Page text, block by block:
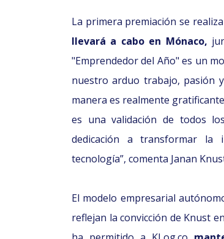
La primera premiación se
llevará a cabo en Mónaco,
"Emprendedor del Año" es un
nuestro arduo trabajo, pasión
manera es realmente
es una validación de todos
dedicación a transformar la
tecnología”, comenta Janan
El modelo empresarial
reflejan la convicción de Knust